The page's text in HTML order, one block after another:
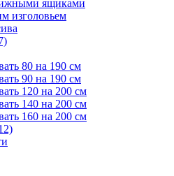
ящиками
изголовьем
80 на 190 см
90 на 190 см
120 на 200 см
140 на 200 см
160 на 200 см